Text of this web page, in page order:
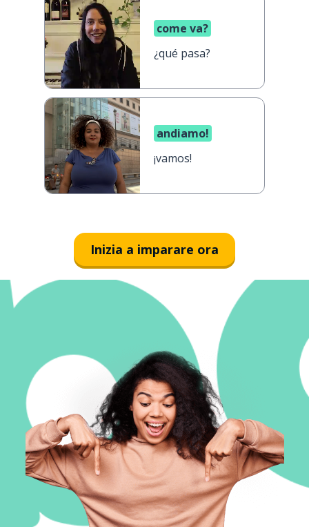
come va?
¿qué pasa?
andiamo!
¡vamos!
Inizia a imparare ora